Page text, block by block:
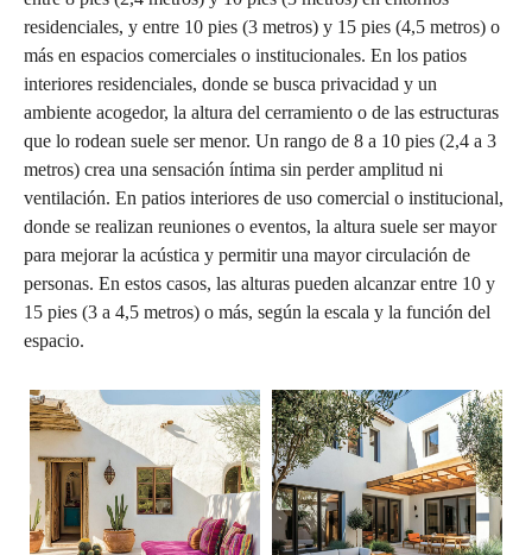
residenciales, y entre 10 pies (3 metros) y 15 pies (4,5 metros) o
más en espacios comerciales o institucionales. En los patios
interiores residenciales, donde se busca privacidad y un
ambiente acogedor, la altura del cerramiento o de las estructuras
que lo rodean suele ser menor. Un rango de 8 a 10 pies (2,4 a 3
metros) crea una sensación íntima sin perder amplitud ni
ventilación. En patios interiores de uso comercial o institucional,
donde se realizan reuniones o eventos, la altura suele ser mayor
para mejorar la acústica y permitir una mayor circulación de
personas. En estos casos, las alturas pueden alcanzar entre 10 y
15 pies (3 a 4,5 metros) o más, según la escala y la función del
espacio.